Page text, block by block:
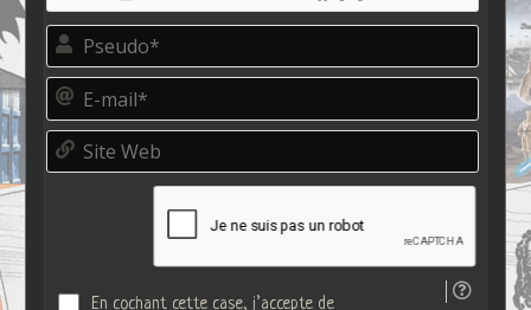
P
e
d
o
E
m
i
S
t
En cochant cette case, j’accepte de